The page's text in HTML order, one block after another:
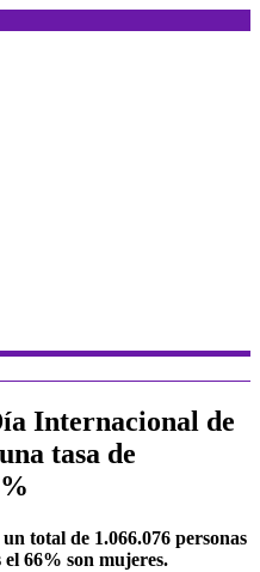
Internacional de
tasa de
total de 1.066.076 personas
el 66% son mujeres.